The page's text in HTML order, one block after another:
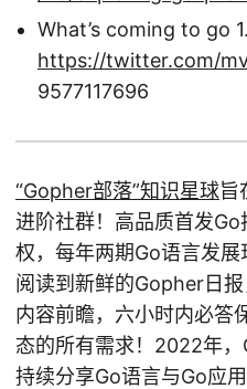
What’s coming to go
https://twitter.com/
9577117696
“Gopher部落”知识星球旨
进阶社群！高品质首发Go
权，每年两期Go语言发
阅读到新鲜的Gopher日
内容前瞻，六小时内必答
态的所有需求！2022年
持续分享Go语言与Go应